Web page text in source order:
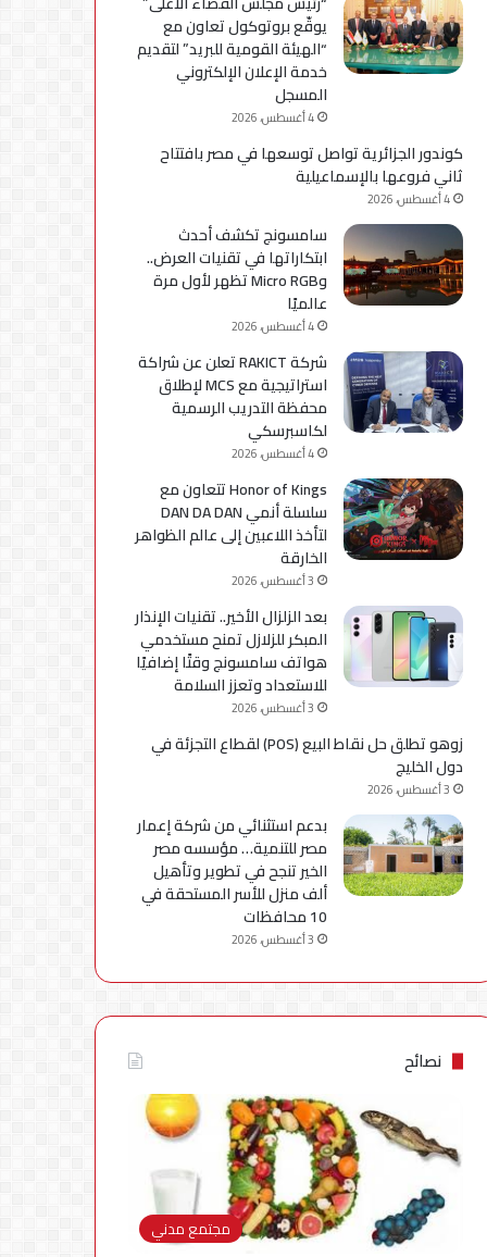
يوقّع بروتوكول تعاون مع
“الهيئة القومية للبريد” لتقديم
خدمة الإعلان الإلكتروني
المسجل
4 أغسطس، 2026
كوندور الجزائرية تواصل توسعها في مصر بافتتاح
ثاني فروعها بالإسماعيلية
4 أغسطس، 2026
سامسونج تكشف أحدث
ابتكاراتها في تقنيات العرض..
وMicro RGB تظهر لأول مرة
عالميًا
4 أغسطس، 2026
شركة RAKICT تعلن عن شراكة
استراتيجية مع MCS لإطلاق
محفظة التدريب الرسمية
لكاسبرسكي
4 أغسطس، 2026
Honor of Kings تتعاون مع
سلسلة أنمي DAN DA DAN
لتأخذ اللاعبين إلى عالم الظواهر
الخارقة
3 أغسطس، 2026
بعد الزلزال الأخير.. تقنيات الإنذار
المبكر للزلازل تمنح مستخدمي
هواتف سامسونج وقتًا إضافيًا
للاستعداد وتعزز السلامة
3 أغسطس، 2026
زوهو تطلق حل نقاط البيع (POS) لقطاع التجزئة في
دول الخليج
3 أغسطس، 2026
بدعم استثنائي من شركة إعمار
مصر للتنمية… مؤسسه مصر
الخير تنجح في تطوير وتأهيل
ألف منزل للأسر المستحقة في
10 محافظات
3 أغسطس، 2026
نصائح
مجتمع مدني